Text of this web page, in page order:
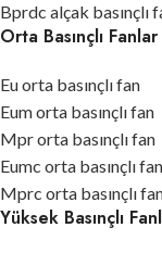
Bprdc alçak basınçlı
Orta Basınçlı Fanlar
Eu orta basınçlı fan
Eum orta basınçlı fan
Mpr orta basınçlı fan
Eumc orta basınçlı fan
Mprc orta basınçlı
Yüksek Basınçlı